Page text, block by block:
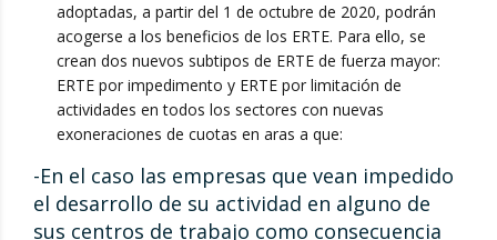
adoptadas, a partir del 1 de octubre de 2020, podrán
acogerse a los beneficios de los ERTE. Para ello, se
crean dos nuevos subtipos de ERTE de fuerza mayor:
ERTE por impedimento y ERTE por limitación de
actividades en todos los sectores con nuevas
exoneraciones de cuotas en aras a que:
-En el caso las empresas que vean impedido
el desarrollo de su actividad en alguno de
sus centros de trabajo como consecuencia